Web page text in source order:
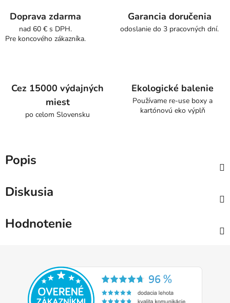
Doprava zdarma
nad 60 € s DPH.
Pre koncového zákazníka.
Garancia doručenia
odoslanie do 3 pracovných dní.
Cez 15000 výdajných
miest
po celom Slovensku
Ekologické balenie
Používame re-use boxy a
kartónovú eko výplň
Popis
Diskusia
Hodnotenie